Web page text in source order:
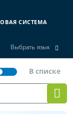
СИСТЕМА
Выбрать язык